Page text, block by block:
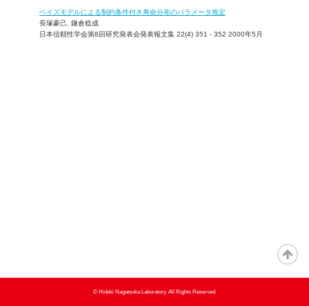
ベイズモデルによる制約条件付き寿命分布のパラメータ推定
長塚豪己, 鎌倉稔成
日本信頼性学会第8回研究発表会発表報文集 22(4) 351 - 352 2000年5月
© Hideki Nagatsuka Laboratory. All Rights Reserved.